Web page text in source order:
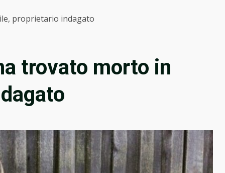
proprietario indagato
trovato morto in